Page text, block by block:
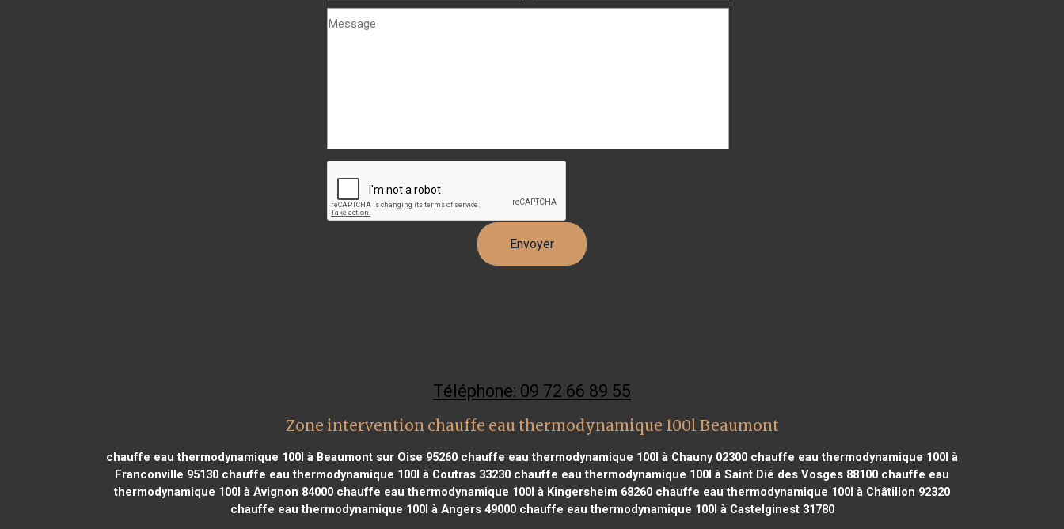
Téléphone: 09 72 66 89 55
Zone intervention chauffe eau thermodynamique 100l Beaumont
chauffe eau thermodynamique 100l à Beaumont sur Oise 95260 chauffe eau thermodynamique 100l à Chauny 02300 chauffe eau thermodynamique 100l à
Franconville 95130 chauffe eau thermodynamique 100l à Coutras 33230 chauffe eau thermodynamique 100l à Saint Dié des Vosges 88100 chauffe eau
thermodynamique 100l à Avignon 84000 chauffe eau thermodynamique 100l à Kingersheim 68260 chauffe eau thermodynamique 100l à Châtillon 92320
chauffe eau thermodynamique 100l à Angers 49000chauffe eau thermodynamique 100l à Castelginest 31780